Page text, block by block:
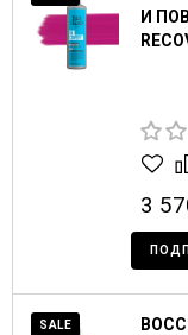
И
3
SALE